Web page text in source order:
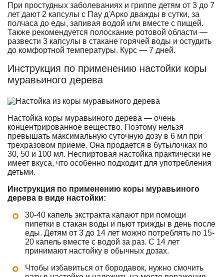
При простудных заболеваниях и гриппе детям от 3 до 7
лет дают 2 капсулы с Пау д'Арко дважды в сутки, за
полчаса до еды, запивая водой или вместе с пищей.
Также рекомендуется полоскание ротовой области —
развести 3 капсулы в стакане горячей воды и остудить
до комфортной температуры. Курс — 7 дней.
Инструкция по применению настойки коры
муравьиного дерева
Настойка коры муравьиного дерева — очень
концентрированное вещество. Поэтому нельзя
превышать максимальную суточную дозу в 6 мл при
трехразовом приеме. Она продается в бутылочках по
30, 50 и 100 мл. Неспиртовая настойка практически не
имеет вкуса, что особенно подходит для употребления
детьми.
Инструкция по применению коры муравьиного
дерева в виде настойки:
30-40 капель экстракта капают при помощи
пипетки в стакан воды и пьют трижды в день после
еды. Детям от 3 до 14 лет можно потреблять по 15-
20 капель вместе с водой за раз. С 14 лет
принимают настойку в обычных дозах.
Чтобы избавиться от бородавок, нужно смочить